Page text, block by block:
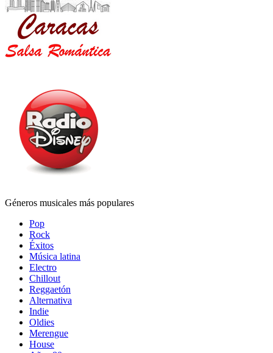
Géneros musicales más populares
Pop
Rock
Éxitos
Música latina
Electro
Chillout
Reggaetón
Alternativa
Indie
Oldies
Merengue
House